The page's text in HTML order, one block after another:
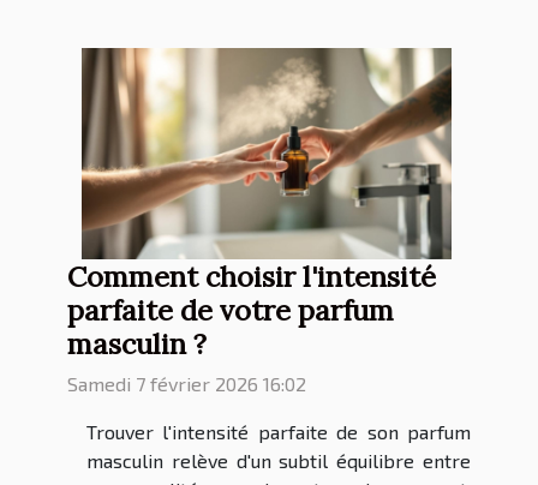
Comment choisir l'intensité
parfaite de votre parfum
masculin ?
Samedi 7 février 2026 16:02
Trouver l'intensité parfaite de son parfum
masculin relève d'un subtil équilibre entre